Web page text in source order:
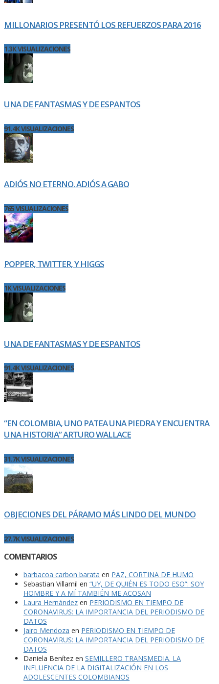
MILLONARIOS PRESENTÓ LOS REFUERZOS PARA 2016
1.3K VISUALIZACIONES
UNA DE FANTASMAS Y DE ESPANTOS
91.4K VISUALIZACIONES
ADIÓS NO ETERNO. ADIÓS A GABO
765 VISUALIZACIONES
POPPER, TWITTER, Y HIGGS
1K VISUALIZACIONES
UNA DE FANTASMAS Y DE ESPANTOS
91.4K VISUALIZACIONES
“EN COLOMBIA, UNO PATEA UNA PIEDRA Y ENCUENTRA
UNA HISTORIA” ARTURO WALLACE
31.7K VISUALIZACIONES
OBJECIONES DEL PÁRAMO MÁS LINDO DEL MUNDO
27.7K VISUALIZACIONES
COMENTARIOS
barbacoa carbon barata en PAZ, CORTINA DE HUMO
Sebastian Villamil en “UY, DE QUIÉN ES TODO ESO”: SOY
HOMBRE Y A MÍ TAMBIÉN ME ACOSAN
Laura Hernández en PERIODISMO EN TIEMPO DE
CORONAVIRUS: LA IMPORTANCIA DEL PERIODISMO DE
DATOS
Jairo Mendoza en PERIODISMO EN TIEMPO DE
CORONAVIRUS: LA IMPORTANCIA DEL PERIODISMO DE
DATOS
Daniela Benítez en SEMILLERO TRANSMEDIA. LA
INFLUENCIA DE LA DIGITALIZACIÓN EN LOS
ADOLESCENTES COLOMBIANOS